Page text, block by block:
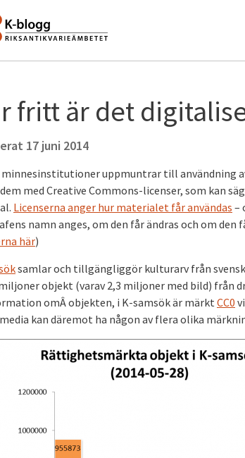
fritt är det
17 juni 2014
minnesinstitutioner uppmuntrar till användning
med Creative Commons-licenser, som kan
Licenserna anger hur materialet får användas –
namn anges, om den får ändras och om den
här)
samlar och tillgängliggör kulturarv från
miljoner objekt (varav 2,3 miljoner med bild)
omÂ objekten, i K-samsök är märkt CC0
kan däremot ha någon av flera olika